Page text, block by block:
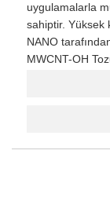
uygulamalarla
sahiptir. Yüksek
NANO
MWCNT-OH